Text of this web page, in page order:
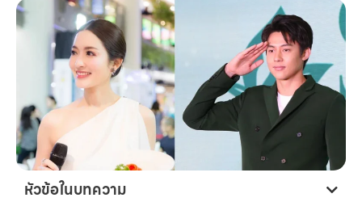
หัวข้อในบทความ